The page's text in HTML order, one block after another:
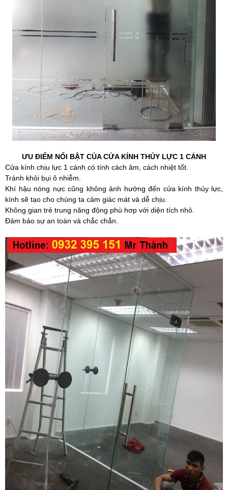
ƯU ĐIỂM NỔI BẬT CỦA CỬA KÍNH THỦY LỰC 1 CÁNH
Cửa kính chịu lực 1 cánh có tính cách âm, cách nhiệt tốt.
Tránh khỏi bụi ô nhiễm.
Khí hậu nóng nực cũng không ảnh hưởng đến cửa kính thủy lực
kính sẽ tạo cho chúng ta cảm giác mát và dễ chịu.
Không gian trẻ trung năng động phù hơp với diện tích nhỏ.
Đảm bảo sự an toàn và chắc chắn.